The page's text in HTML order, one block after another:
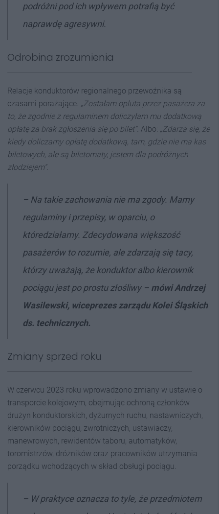
podróżni pod ich wpływem potrafią być
naprawdę agresywni.
Odrobina zrozumienia
Relacje konduktorów regionalnego przewoźnika są
czasami porażające. „Zostałam opluta przez pasażera za
to, że zgodnie z regulaminem doliczyłam mu dodatkową
opłatę za brak zgłoszenia się po bilet”. Albo: „Zdarza się, że
kiedy doliczamy opłatę dodatkową, tam, gdzie nie ma kas
biletowych, ale są biletomaty, jestem dla podróżnych
złodziejem”.
– Na takie zachowania nie ma zgody. Mamy
regulaminy i przepisy, w oparciu, o
któredziałamy. Zdecydowana większość
pasażerów to rozumie, ale zdarzają się tacy,
którzy uważają, że konduktor albo kierownik
pociągu jest po prostu złośliwy – mówi Andrzej
Wasilewski, wiceprezes zarządu Kolei Śląskich
ds. technicznych.
Zmiany sprzed roku
W czerwcu 2023 roku wprowadzono zmiany w ustawie o
transporcie kolejowym, obejmując ochroną członków
drużyn konduktorskich, dyżurnych ruchu, nastawniczych,
kierowników pociągu, zwrotniczych, ustawiaczy,
manewrowych, rewidentów taboru, automatyków,
toromistrzów, dróżników oraz pracowników utrzymania
porządku wchodzących w skład obsługi pociągu.
– W praktyce oznacza to tyle, że przedmiotem